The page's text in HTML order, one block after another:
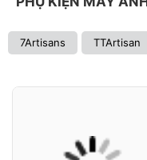
7Artisans TTArtisan